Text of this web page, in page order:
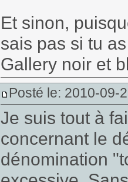
Et sinon,
sais pas si tu
Gallery noir et
Posté le: 2010-09-
Je suis tout à
concernant le
dénomination